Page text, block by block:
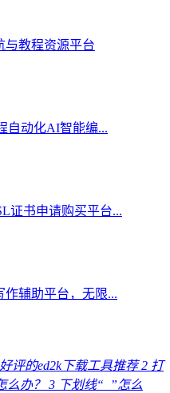
与教程资源平台
自动化AI智能编...
证书申请购买平台...
辅助平台，无限...
评的ed2k下载工具推荐 2 打
么办？ 3 下划线“_”怎么